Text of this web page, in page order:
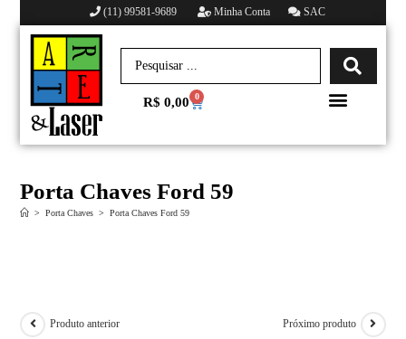
(11) 99581-9689 Minha Conta SAC
R$ 0,00 0
Porta Chaves Ford 59
> Porta Chaves > Porta Chaves Ford 59
Produto anterior Próximo produto